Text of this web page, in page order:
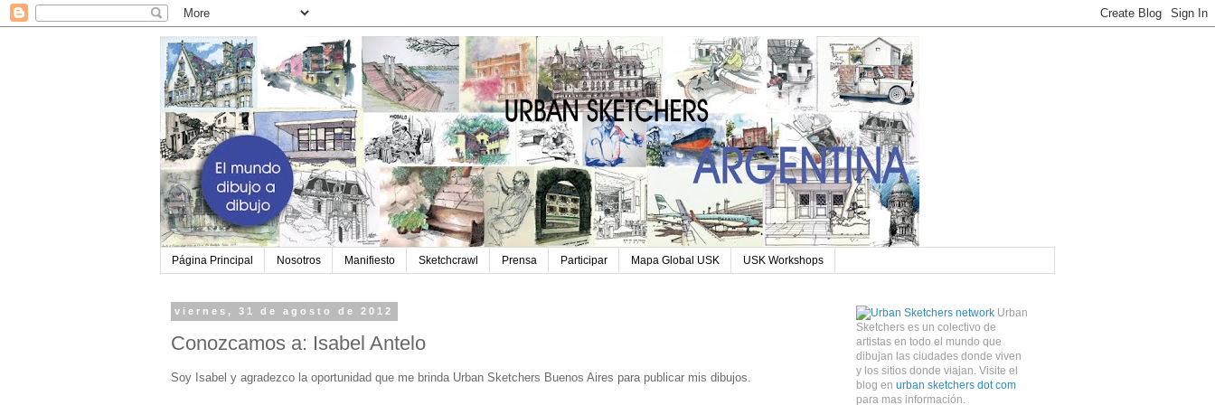
Página Principal Nosotros Manifiesto Sketchcrawl Prensa Participar Mapa Global USK USK Workshops
viernes, 31 de agosto de 2012
Conozcamos a: Isabel Antelo
Soy Isabel y agradezco la oportunidad que me brinda Urban Sketchers Buenos Aires para publicar mis dibujos.
Urban
Sketchers es un colectivo de
artistas en todo el mundo que
dibujan las ciudades donde viven
y los sitios donde viajan. Visite el
blog en urban sketchers dot com
para mas información.